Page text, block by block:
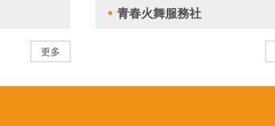
更多
青春火舞服務社